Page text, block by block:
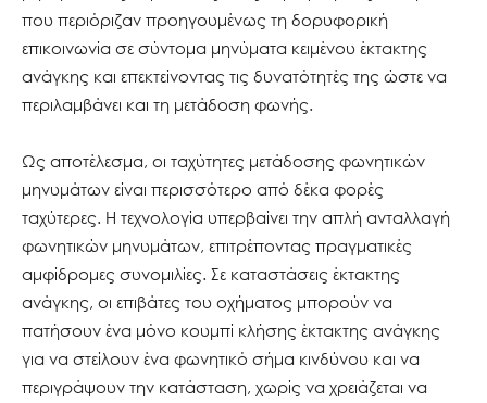
που περιόριζαν προηγουμένως τη δορυφορική
επικοινωνία σε σύντομα μηνύματα κειμένου έκτακτης
ανάγκης και επεκτείνοντας τις δυνατότητές της ώστε να
περιλαμβάνει και τη μετάδοση φωνής.
Ως αποτέλεσμα, οι ταχύτητες μετάδοσης φωνητικών
μηνυμάτων είναι περισσότερο από δέκα φορές
ταχύτερες. Η τεχνολογία υπερβαίνει την απλή ανταλλαγή
φωνητικών μηνυμάτων, επιτρέποντας πραγματικές
αμφίδρομες συνομιλίες. Σε καταστάσεις έκτακτης
ανάγκης, οι επιβάτες του οχήματος μπορούν να
πατήσουν ένα μόνο κουμπί κλήσης έκτακτης ανάγκης
για να στείλουν ένα φωνητικό σήμα κινδύνου και να
περιγράψουν την κατάσταση, χωρίς να χρειάζεται να